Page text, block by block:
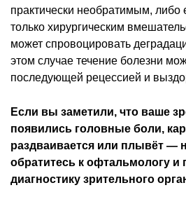
практически необратимым, либо
только хирургическим
может спровоцировать
этом случае течение болезни
последующей рецессией и
Если вы заметили, что ваше
появились головные боли,
раздваивается или плывёт —
обратитесь к офтальмологу и
диагностику зрительного